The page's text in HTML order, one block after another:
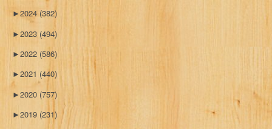
►2024 (382)
►2023 (494)
►2022 (586)
►2021 (440)
►2020 (757)
►2019 (231)